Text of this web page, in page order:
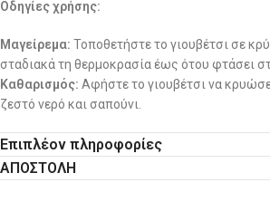
Οδηγίες χρήσης:
Μαγείρεμα: Τοποθετήστε το γιουβέτσι σε
σταδιακά τη θερμοκρασία έως ότου φτάσει
Καθαρισμός: Αφήστε το γιουβέτσι να
ζεστό νερό και σαπούνι.
Επιπλέον πληροφορίες
ΑΠΟΣΤΟΛΗ